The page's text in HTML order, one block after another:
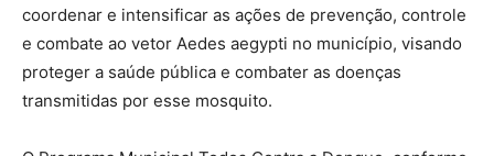
coordenar e intensificar as ações de prevenção, controle
e combate ao vetor Aedes aegypti no município, visando
proteger a saúde pública e combater as doenças
transmitidas por esse mosquito.